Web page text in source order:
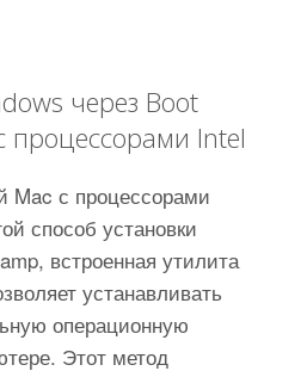
через Boot
процессорами Intel
Mac с процессорами
способ установки
встроенная утилита
устанавливать
операционную
Этот метод